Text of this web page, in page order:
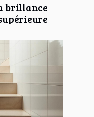
brillance